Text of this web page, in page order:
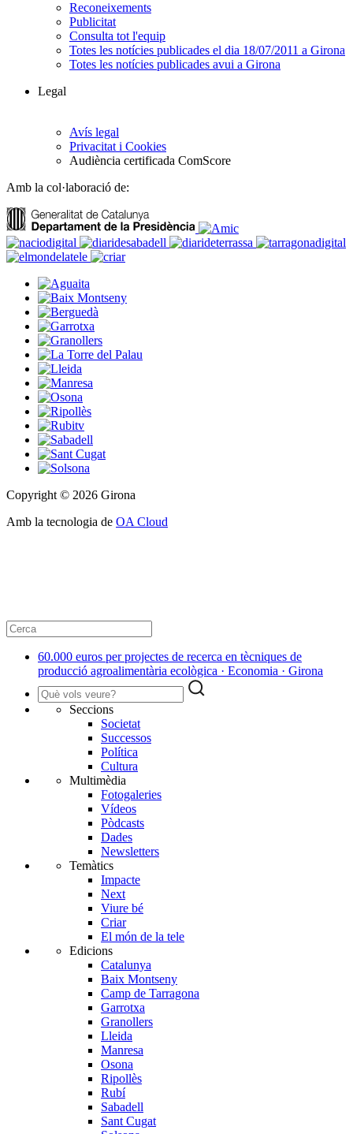
Reconeixements
Publicitat
Consulta tot l'equip
Totes les notícies publicades el dia 18/07/2011 a Girona
Totes les notícies publicades avui a Girona
Legal
Avís legal
Privacitat i Cookies
Audiència certificada ComScore
Amb la col·laboració de:
Copyright © 2026 Girona
Amb la tecnologia de OA Cloud
60.000 euros per projectes de recerca en tècniques de
producció agroalimentària ecològica · Economia · Girona
Seccions
Societat
Successos
Política
Cultura
Multimèdia
Fotogaleries
Vídeos
Pòdcasts
Dades
Newsletters
Temàtics
Impacte
Next
Viure bé
Criar
El món de la tele
Edicions
Catalunya
Baix Montseny
Camp de Tarragona
Garrotxa
Granollers
Lleida
Manresa
Osona
Ripollès
Rubí
Sabadell
Sant Cugat